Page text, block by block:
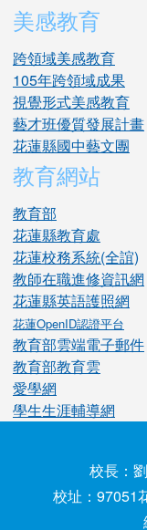
美感教育
跨領域美感教育
105年跨領域成果
視覺形式美感教育
藝才班優質發展計畫
花蓮縣國中藝文團
教育網站
教育部
花蓮縣教育處
花蓮校務系統(全誼)
教師在職進修資訊網
花蓮縣英語護照網
花蓮OpenID認證平台
教育部雲端電子郵件
教育部教育雲
愛學網
學生生涯輔導網
校長：
校址：97051